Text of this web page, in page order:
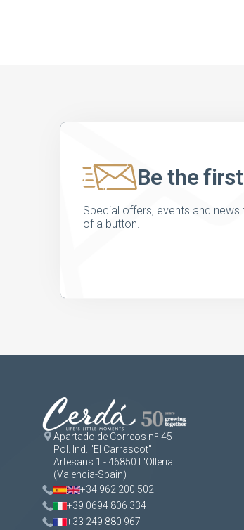
Be the
Special offers, events and
of a button.
Apartado de Correos nº 45
Pol. Ind. "El Carrascot"
Artesans 1 - 46850 L'Olleria
(Valencia-Spain)
+34 962 200 502
+39 0694 806 334
+33 249 880 967